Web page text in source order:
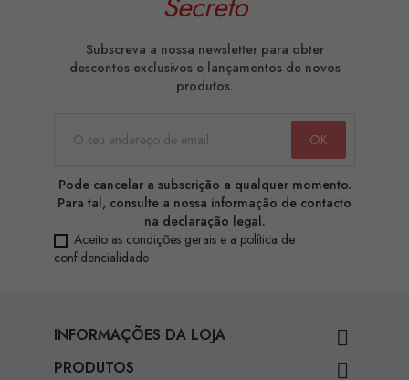
Subscreva a nossa newsletter para obter
descontos exclusivos e lançamentos de novos
produtos.
Pode cancelar a subscrição a qualquer momento.
Para tal, consulte a nossa informação de contacto
na declaração legal.
Aceito as condições gerais e a política de
confidencialidade
INFORMAÇÕES DA LOJA 
PRODUTOS 